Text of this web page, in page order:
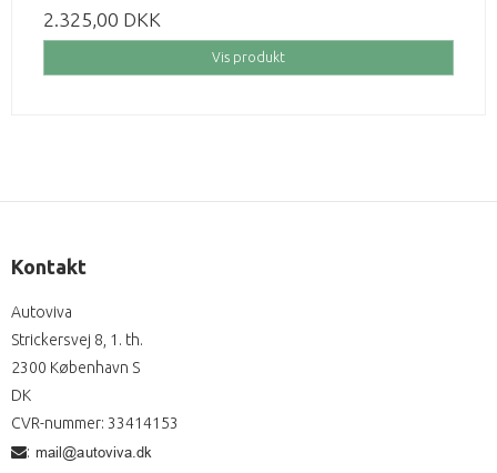
2.325,00 DKK
Vis produkt
Kontakt
Autoviva
Strickersvej 8, 1. th.
2300 København S
DK
CVR-nummer: 33414153
: